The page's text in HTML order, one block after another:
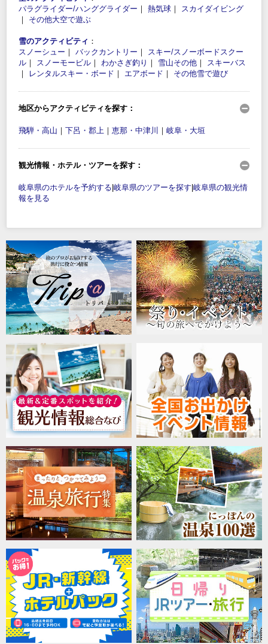
パラグライダー/ハンググライダー ｜ 熱気球 ｜ スカイダイビング
｜ その他大空で遊ぶ
雪のアクティビティ ：
スノーシュー ｜ バックカントリー ｜ スキー/スノーボードスクー
ル ｜ スノーモービル ｜ わかさぎ釣り ｜ 雪山その他 ｜ スキーバス
｜
レンタルスキー・ボード ｜ エアボード ｜ その他雪で遊び
地区からアクティビティを探す：
飛騨・高山 ｜ 下呂・郡上 ｜ 恵那・中津川 ｜ 岐阜・大垣
観光情報・ホテル・ツアーを探す：
岐阜県のホテルを予約する 岐阜県のツアーを探す 岐阜県の観光情
報を見る